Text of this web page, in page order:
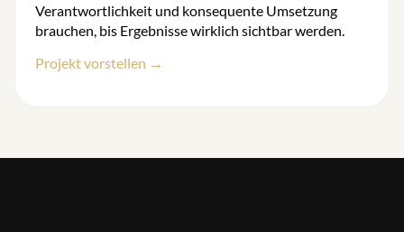
Verantwortlichkeit und konsequente Umsetzung
brauchen, bis Ergebnisse wirklich sichtbar werden.
Projekt vorstellen →